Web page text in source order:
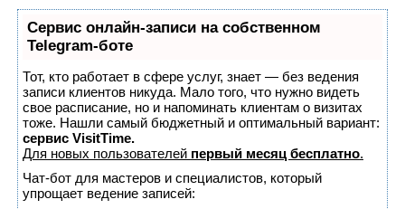
Сервис онлайн-записи на собственном
Telegram-боте
Тот, кто работает в сфере услуг, знает — без ведения
записи клиентов никуда. Мало того, что нужно видеть
свое расписание, но и напоминать клиентам о визитах
тоже. Нашли самый бюджетный и оптимальный вариант:
сервис VisitTime.
Для новых пользователей первый месяц бесплатно.
Чат-бот для мастеров и специалистов, который
упрощает ведение записей: